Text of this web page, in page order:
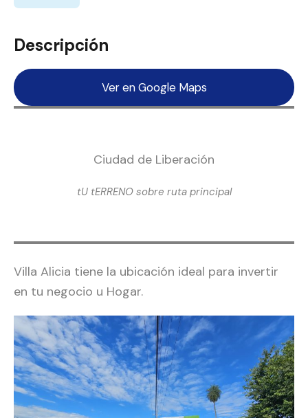
Descripción
Ver en Google Maps
Ciudad de Liberación
tU tERRENO sobre ruta principal
Villa Alicia tiene la ubicación ideal para invertir
en tu negocio u Hogar.